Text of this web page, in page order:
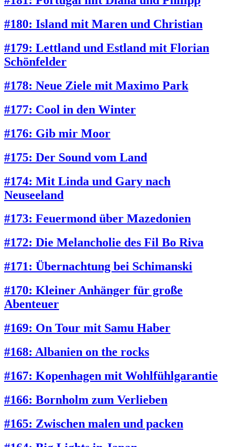
#180: Island mit Maren und Christian
#179: Lettland und Estland mit Florian
Schönfelder
#178: Neue Ziele mit Maximo Park
#177: Cool in den Winter
#176: Gib mir Moor
#175: Der Sound vom Land
#174: Mit Linda und Gary nach
Neuseeland
#173: Feuermond über Mazedonien
#172: Die Melancholie des Fil Bo Riva
#171: Übernachtung bei Schimanski
#170: Kleiner Anhänger für große
Abenteuer
#169: On Tour mit Samu Haber
#168: Albanien on the rocks
#167: Kopenhagen mit Wohlfühlgarantie
#166: Bornholm zum Verlieben
#165: Zwischen malen und packen